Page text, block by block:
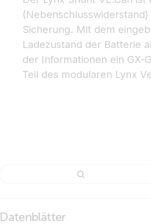
Sicherung. Mit dem
Ladezustand der Batterie
der Informationen ein GX-
Teil des modularen Lynx
Datenblätter